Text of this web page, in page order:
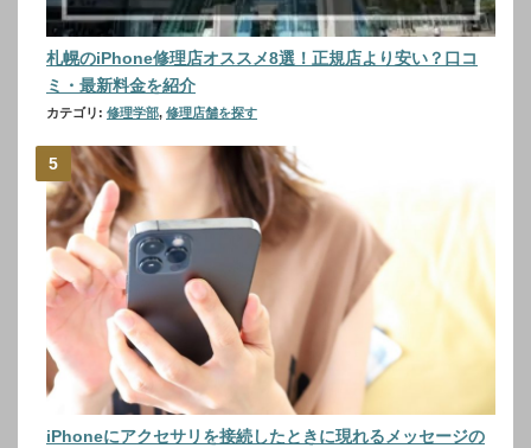
札幌のiPhone修理店オススメ8選！正規店より安い？口コ
ミ・最新料金を紹介
カテゴリ: 修理学部, 修理店舗を探す
iPhoneにアクセサリを接続したときに現れるメッセージの